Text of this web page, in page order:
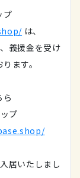
プ
は、
義援金を受け
ます。
プ
居いたしまし